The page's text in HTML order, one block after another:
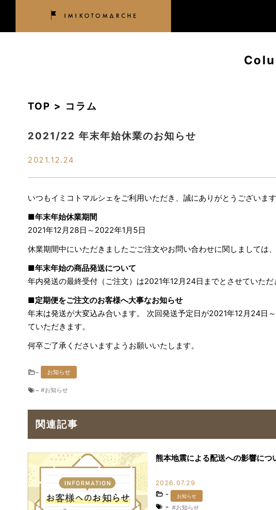
TOP > コラム
2021/22 年末年始休業のお知らせ
2021.12.24
いつもイミコトマルシェをご利用いただき、誠にありがとうございま
■年末年始休業期間
2021年12月28日～2022年1月5日
休業期間中にいただきましたごご注文やお問い合わせに関しましては
■年末年始の商品発送について
年内発送の最終受付（ご注文）は2021年12月24日までとさせていた
■定期便をご注文のお客様へ大事なお知らせ
年末は発送が大変込み合います。 次回発送予定日が2021年12月24
ていただきます。
何卒ご了承くださいますようお願いいたします。
- お知らせ
- お知らせ
関連記事
熊本地震による配送への影響につ
2026.07.29
- お知らせ
- お知らせ